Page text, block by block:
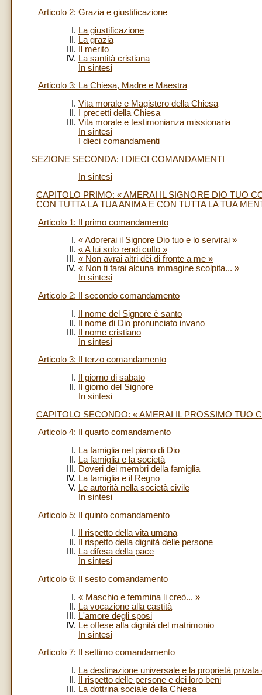
Articolo 2: Grazia e giustificazione
La giustificazione
La grazia
Il merito
La santità cristiana
In sintesi
Articolo 3: La Chiesa, Madre e Maestra
Vita morale e Magistero della Chiesa
I precetti della Chiesa
Vita morale e testimonianza missionaria
In sintesi
I dieci comandamenti
SEZIONE SECONDA: I DIECI COMANDAMENTI
In sintesi
CAPITOLO PRIMO: « AMERAI IL SIGNORE DIO TUO
CON TUTTA LA TUA ANIMA E CON TUTTA LA TUA
Articolo 1: Il primo comandamento
« Adorerai il Signore Dio tuo e lo servirai »
« A lui solo rendi culto »
« Non avrai altri dèi di fronte a me »
« Non ti farai alcuna immagine scolpita... »
In sintesi
Articolo 2: Il secondo comandamento
Il nome del Signore è santo
Il nome di Dio pronunciato invano
Il nome cristiano
In sintesi
Articolo 3: Il terzo comandamento
Il giorno di sabato
Il giorno del Signore
In sintesi
CAPITOLO SECONDO: « AMERAI IL PROSSIMO TUO
Articolo 4: Il quarto comandamento
La famiglia nel piano di Dio
La famiglia e la società
Doveri dei membri della famiglia
La famiglia e il Regno
Le autorità nella società civile
In sintesi
Articolo 5: Il quinto comandamento
Il rispetto della vita umana
Il rispetto della dignità delle persone
La difesa della pace
In sintesi
Articolo 6: Il sesto comandamento
« Maschio e femmina li creò... »
La vocazione alla castità
L'amore degli sposi
Le offese alla dignità del matrimonio
In sintesi
Articolo 7: Il settimo comandamento
La destinazione universale e la proprietà privata
Il rispetto delle persone e dei loro beni
La dottrina sociale della Chiesa